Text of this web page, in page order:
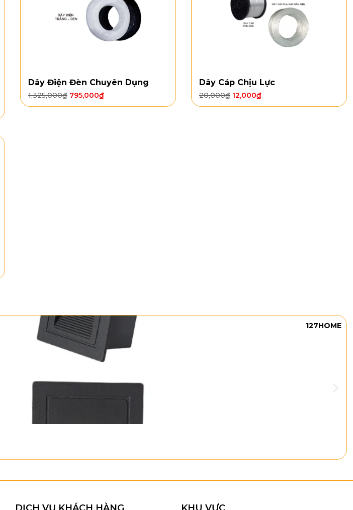
Dây Điện Đèn Chuyên Dụng
1,325,000₫ 795,000₫
Dây Cáp Chịu Lực
20,000₫ 12,000₫
127HOME